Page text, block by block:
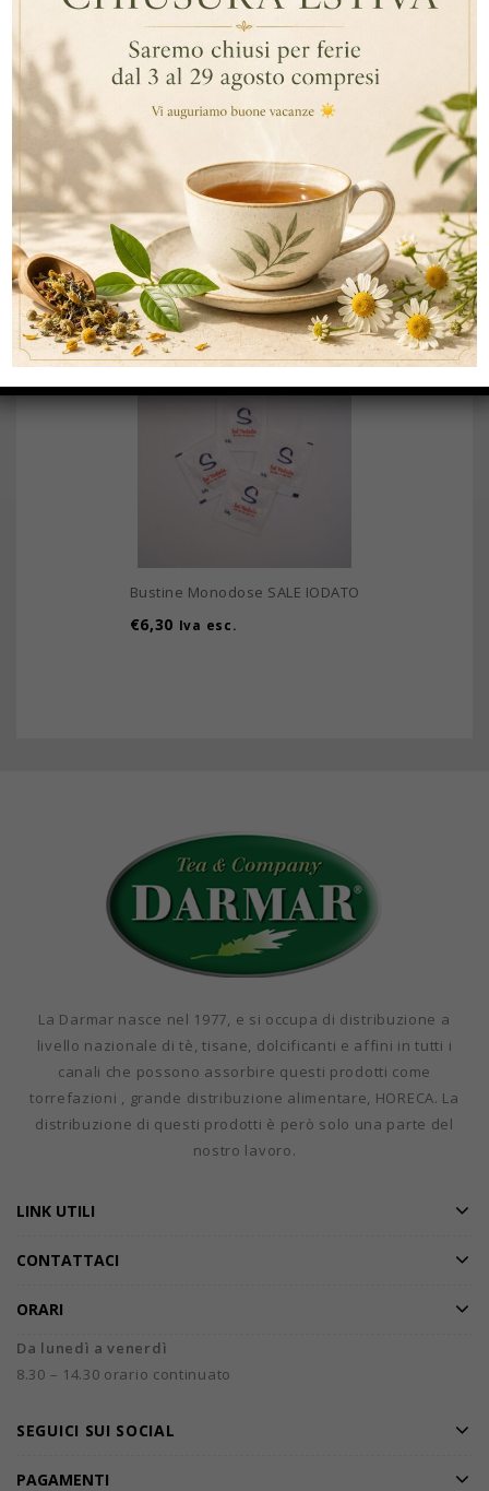
DESCRIZIONE
INFORMAZIONI AGGIUNTIVE
DESCRIZIONE
Scatola da 10 buste x 25g
PRODOTTI CORRELATI
Bustine Monodose SALE IODATO
€6,30 Iva esc.
La Darmar nasce nel 1977, e si occupa di distribuzione a
livello nazionale di tè, tisane, dolcificanti e affini in tutti i
canali che possono assorbire questi prodotti come
torrefazioni , grande distribuzione alimentare, HORECA. La
distribuzione di questi prodotti è però solo una parte del
nostro lavoro.
LINK UTILI
CONTATTACI
ORARI
Da lunedì a venerdì
8.30 – 14.30 orario continuato
SEGUICI SUI SOCIAL
PAGAMENTI